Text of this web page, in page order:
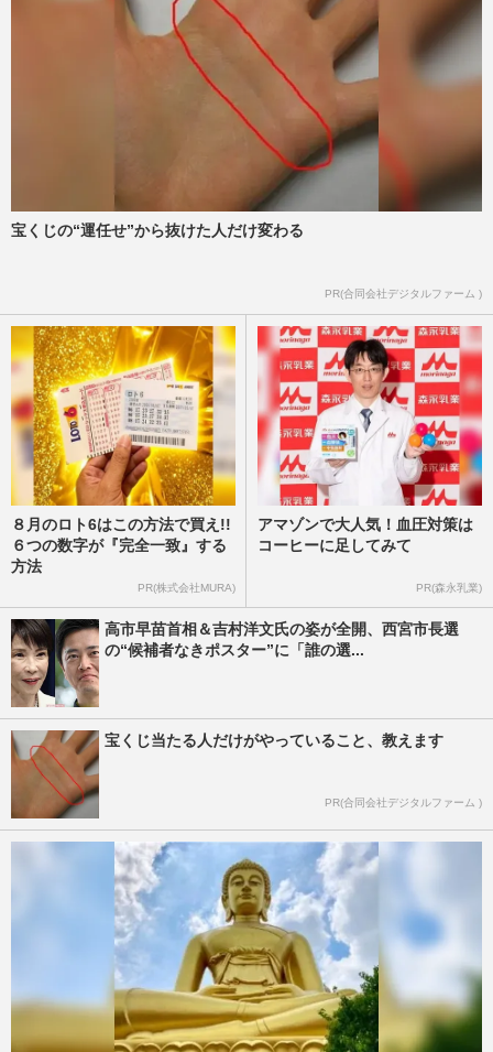
宝くじの“運任せ”から抜けた人だけ変わる
PR(合同会社デジタルファーム )
８月のロト6はこの方法で買え!!
６つの数字が『完全一致』する
方法
PR(株式会社MURA)
アマゾンで大人気！血圧対策は
コーヒーに足してみて
PR(森永乳業)
高市早苗首相＆吉村洋文氏の姿が全開、西宮市長選
の“候補者なきポスター”に「誰の選...
宝くじ当たる人だけがやっていること、教えます
PR(合同会社デジタルファーム )